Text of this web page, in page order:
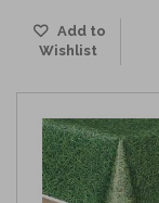
Add to
Wishlist